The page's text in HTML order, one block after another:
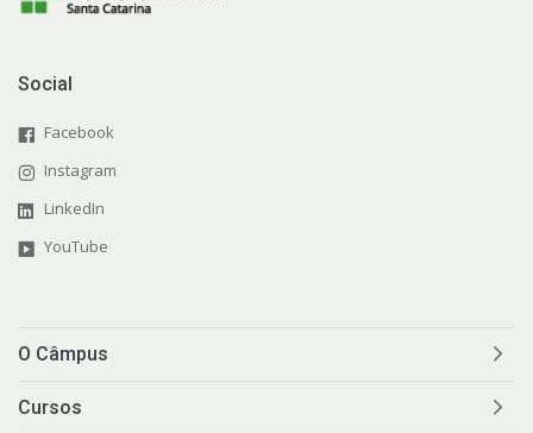
Social
Facebook
Instagram
LinkedIn
YouTube
O Câmpus
Cursos